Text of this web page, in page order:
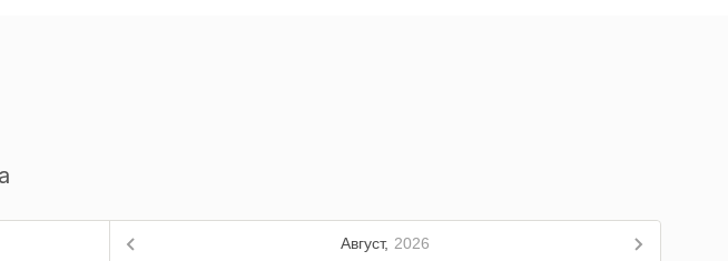
Август, 2026